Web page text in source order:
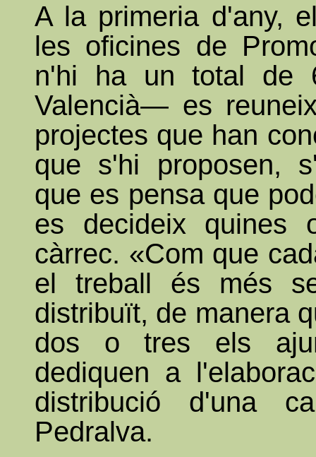
A la primeria d'any,
les oficines de
n'hi ha un total de
Valencià— es
projectes que han
que s'hi proposen,
que es pensa que
es decideix quines
càrrec. «Com que
el treball és més
distribuït, de manera
dos o tres els
dediquen a
distribució d'una
Pedralva.